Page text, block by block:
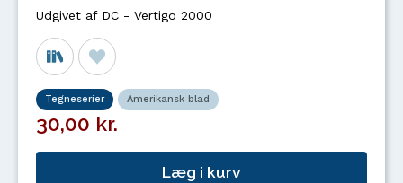
Udgivet af DC - Vertigo 2000
Tegneserier Amerikansk blad
30,00 kr.
Læg i kurv